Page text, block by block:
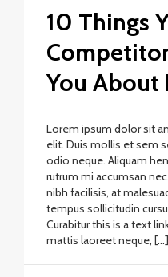
10 Things
You About
Lorem ipsum dolor sit
elit. Duis mollis et sem
odio neque. Aliquam
rutrum mi accumsan
nibh facilisis, at
tempus sollicitudin
Curabitur this is a text
mattis laoreet neque, […]